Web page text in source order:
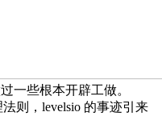
一些根本开辟工做。
则，levelsio 的事迹引来